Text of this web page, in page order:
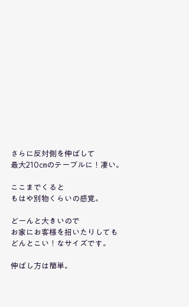
さらに反対側を伸ばして
最大210㎝のテーブルに！凄い。
ここまでくると
もはや別物くらいの感覚。
どーんと大きいので
お家にお客様を招いたりしても
どんとこい！なサイズです。
伸ばし方は簡単。